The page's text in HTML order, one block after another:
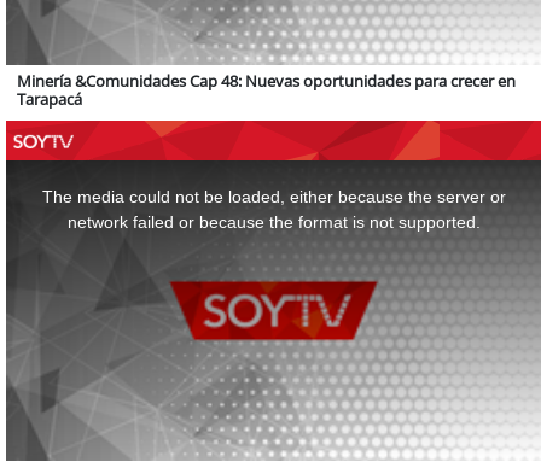
Minería &Comunidades Cap 48: Nuevas oportunidades para crecer en
Tarapacá
The media could not be loaded, either because the server or
network failed or because the format is not supported.